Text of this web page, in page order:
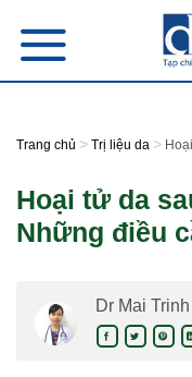
content
Trang chủ > Trị liệu da >
Hoại tử da
Những điều
Dr Mai Trinh